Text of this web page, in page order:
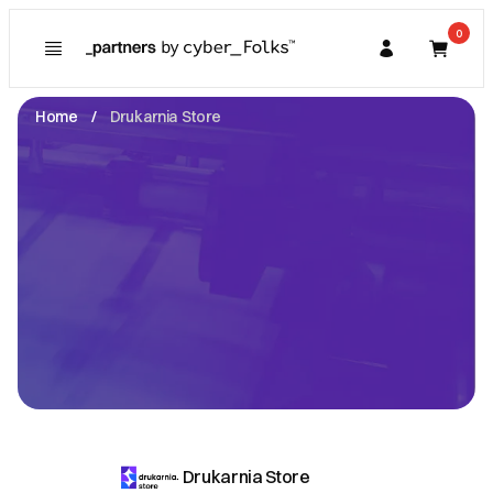
Kupujący
0
Home Drukarnia Store
Drukarnia Store
Poznaj
Prawa konsumenta
O Partnerze
Drukarnia Store